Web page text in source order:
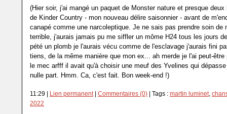
(Hier soir, j'ai mangé un paquet de Monster nature et presque
de Kinder Country - mon nouveau délire saisonnier - avant de
canapé comme une narcoleptique. Je ne sais pas prendre soin de
terrible, j'aurais jamais pu me siffler un môme H24 tous les jours
pété un plomb je l'aurais vécu comme de l'esclavage j'aurais fini
tiens, de la même manière que mon ex... ah merde je l'ai peut-être
le mec arfff il avait qu'à choisir une meuf des Yvelines qui
nulle part. Hmm. Ca, c'est fait. Bon week-end !)
11:29 | Lien permanent | Commentaires (0) | Tags : martin luminet
2022